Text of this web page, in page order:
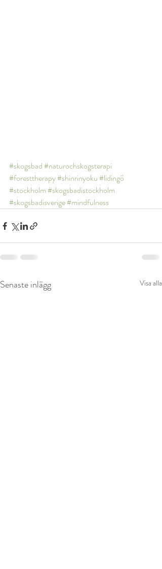
#skogsbad#naturochskogsterapi
#foresttherapy#shinrinyoku#lidingö
#stockholm#skogsbadistockholm
#skogsbadisverige#mindfulness
Senaste inlägg Visa alla